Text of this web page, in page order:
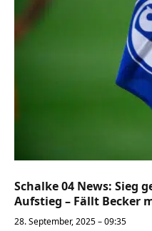
Schalke 04 News: Sieg
Aufstieg – Fällt Becker
28. September, 2025 – 09:35